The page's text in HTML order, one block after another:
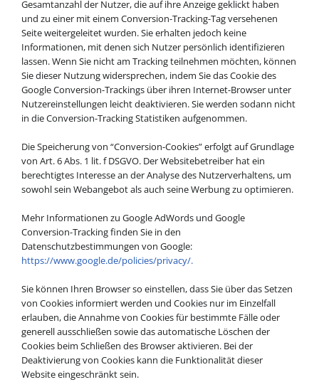
Gesamtanzahl der Nutzer, die auf ihre Anzeige geklickt haben
und zu einer mit einem Conversion-Tracking-Tag versehenen
Seite weitergeleitet wurden. Sie erhalten jedoch keine
Informationen, mit denen sich Nutzer persönlich identifizieren
lassen. Wenn Sie nicht am Tracking teilnehmen möchten, können
Sie dieser Nutzung widersprechen, indem Sie das Cookie des
Google Conversion-Trackings über ihren Internet-Browser unter
Nutzereinstellungen leicht deaktivieren. Sie werden sodann nicht
in die Conversion-Tracking Statistiken aufgenommen.
Die Speicherung von “Conversion-Cookies” erfolgt auf Grundlage
von Art. 6 Abs. 1 lit. f DSGVO. Der Websitebetreiber hat ein
berechtigtes Interesse an der Analyse des Nutzerverhaltens, um
sowohl sein Webangebot als auch seine Werbung zu optimieren.
Mehr Informationen zu Google AdWords und Google
Conversion-Tracking finden Sie in den
Datenschutzbestimmungen von Google:
https://www.google.de/policies/privacy/.
Sie können Ihren Browser so einstellen, dass Sie über das Setzen
von Cookies informiert werden und Cookies nur im Einzelfall
erlauben, die Annahme von Cookies für bestimmte Fälle oder
generell ausschließen sowie das automatische Löschen der
Cookies beim Schließen des Browser aktivieren. Bei der
Deaktivierung von Cookies kann die Funktionalität dieser
Website eingeschränkt sein.